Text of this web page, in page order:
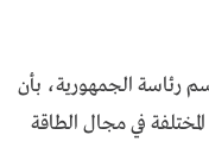
رئاسة الجمهورية، بأن
في مجال الطاقة